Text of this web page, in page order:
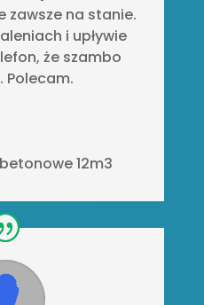
zawsze na stanie.
i upływie
że szambo
Polecam.
12m3